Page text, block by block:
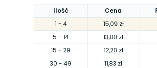
Ilość Cena
1 - 4 15,09 zł
5 - 14 13,00 zł
15 - 29 12,20 zł
30 - 49 11,83 zł